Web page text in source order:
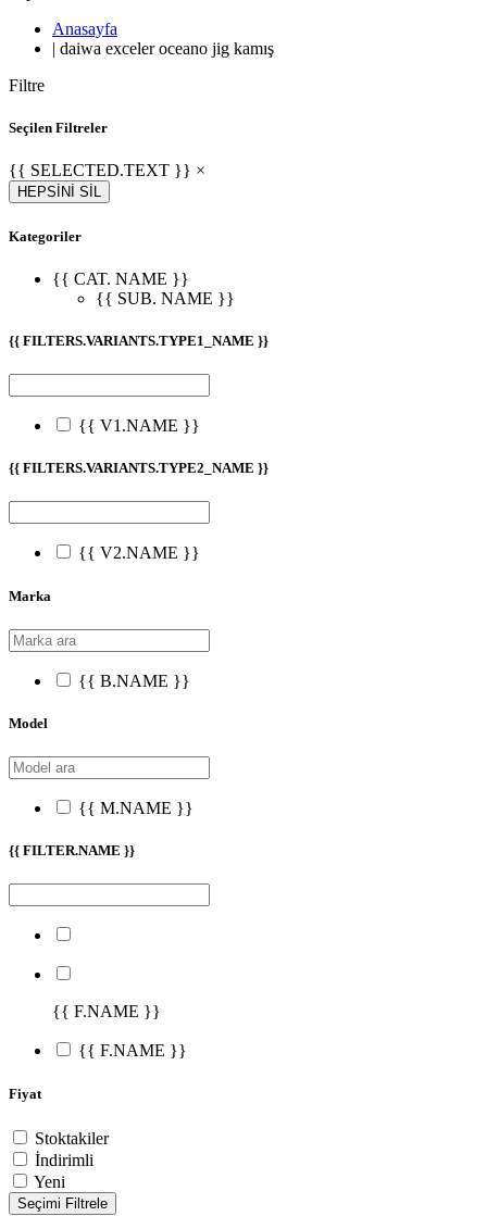
Anasayfa
| daiwa exceler oceano jig kamış
Filtre
Seçilen Filtreler
{{ SELECTED.TEXT }} ×
HEPSİNİ SİL
Kategoriler
{{ CAT. NAME }}
{{ SUB. NAME }}
{{ FILTERS.VARIANTS.TYPE1_NAME }}
{{ V1.NAME }}
{{ FILTERS.VARIANTS.TYPE2_NAME }}
{{ V2.NAME }}
Marka
{{ B.NAME }}
Model
{{ M.NAME }}
{{ FILTER.NAME }}
{{ F.NAME }}
{{ F.NAME }}
Fiyat
Stoktakiler
İndirimli
Yeni
Seçimi Filtrele